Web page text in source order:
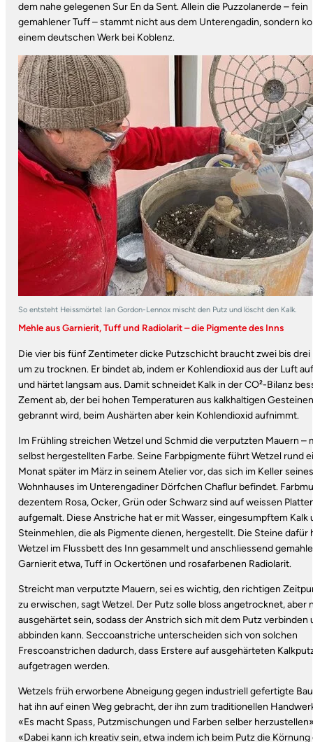
dem nahe gelegenen Sur En da Sent. Allein die Puzzolanerde – fein
gemahlener Tuff – stammt nicht aus dem Unterengadin, sondern
einem deutschen Werk bei Koblenz.
So entsteht Heissmörtel: Ian Gordon-Lennox mischt den Putz und löscht den Kalk.
Mehle aus Garnierit, Tuff und Radiolarit – die Pigmente des Inns
Die vier bis fünf Zentimeter dicke Putzschicht braucht zwei bis drei
um zu trocknen. Er bindet ab, indem er Kohlendioxid aus der Luft
und härtet langsam aus. Damit schneidet Kalk in der CO²-Bilanz
Zement ab, der bei hohen Temperaturen aus kalkhaltigen Gesteinen
gebrannt wird, beim Aushärten aber kein Kohlendioxid aufnimmt.
Im Frühling streichen Wetzel und Schmid die verputzten Mauern –
selbst hergestellten Farbe. Seine Farbpigmente führt Wetzel rund
Monat später im März in seinem Atelier vor, das sich im Keller seines
Wohnhauses im Unterengadiner Dörfchen Chaflur befindet.
dezentem Rosa, Ocker, Grün oder Schwarz sind auf weissen
aufgemalt. Diese Anstriche hat er mit Wasser, eingesumpftem Kalk
Steinmehlen, die als Pigmente dienen, hergestellt. Die Steine dafür
Wetzel im Flussbett des Inn gesammelt und anschliessend
Garnierit etwa, Tuff in Ockertönen und rosafarbenen Radiolarit.
Streicht man verputzte Mauern, sei es wichtig, den richtigen
zu erwischen, sagt Wetzel. Der Putz solle bloss angetrocknet, aber
ausgehärtet sein, sodass der Anstrich sich mit dem Putz verbinden
abbinden kann. Seccoanstriche unterscheiden sich von solchen
Frescoanstrichen dadurch, dass Erstere auf ausgehärteten
aufgetragen werden.
Wetzels früh erworbene Abneigung gegen industriell gefertigte
hat ihn auf einen Weg gebracht, der ihn zum traditionellen
«Es macht Spass, Putzmischungen und Farben selber
«Dabei kann ich kreativ sein, etwa indem ich beim Putz die Körnung